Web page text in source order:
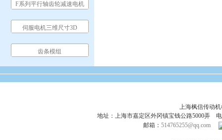
F系列平行轴齿轮减速电机
伺服电机三维尺寸3D
齿条模组
上海枫信传动
地址：上海市嘉定区外冈镇宝钱公路5000弄 电
邮箱：514765255@qq.com